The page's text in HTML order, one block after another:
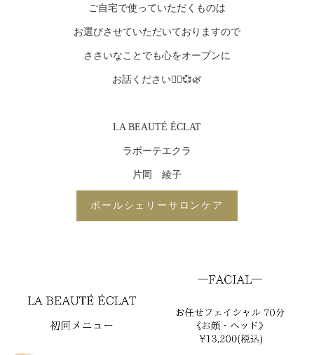
ご自宅で使っていただくものは
お選びさせていただいておりますので
ささいなことでも心をオープンに
お話ください🧞‍♀️💞🌿
LA BEAUTÉ ÉCLAT
ラボーテエクラ
片岡 綾子
ポールシェリーサロンケア